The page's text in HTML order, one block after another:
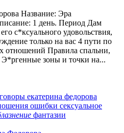
Название: Эра
1 день. Период Дам
с*ксуального удовольствия,
только на вас 4 пути по
отношений Правила спальни,
зоны и точки на...
екатерина федорова
ошибки сексуальное
фантазии